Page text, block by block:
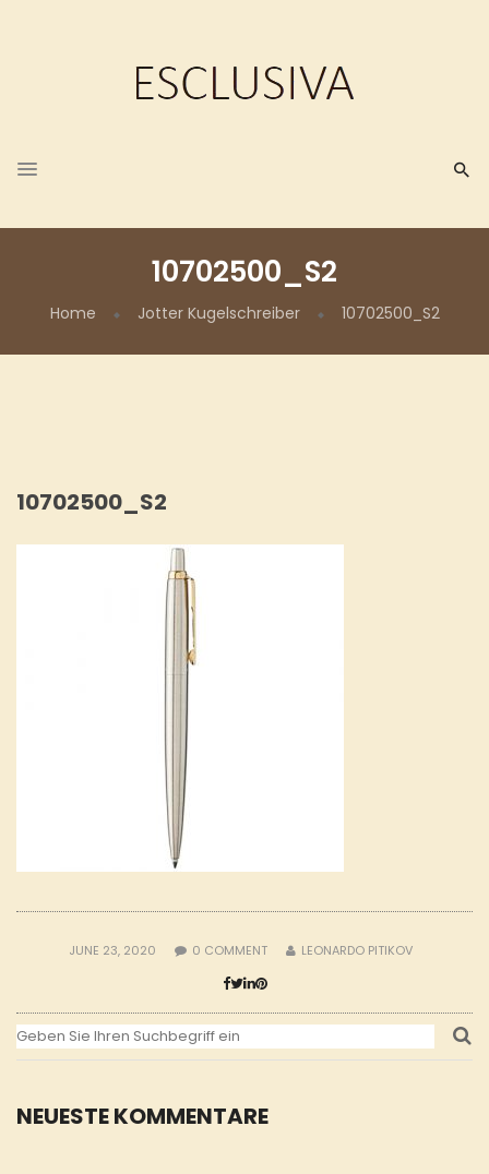
10702500_S2
Home Jotter Kugelschreiber 10702500_S2
NEUESTE KOMMENTARE
10702500_S2
JUNE 23, 2020 0 COMMENT LEONARDO PITIKOV